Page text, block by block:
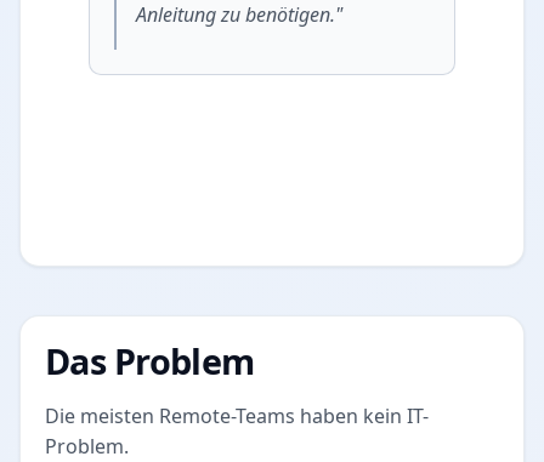
Anleitung zu benötigen."
Das Problem
Die meisten Remote-Teams haben kein IT-
Problem.